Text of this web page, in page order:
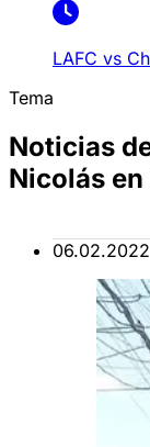
LAFC vs
Tema
Noticias
Nicolás
06.02.2022